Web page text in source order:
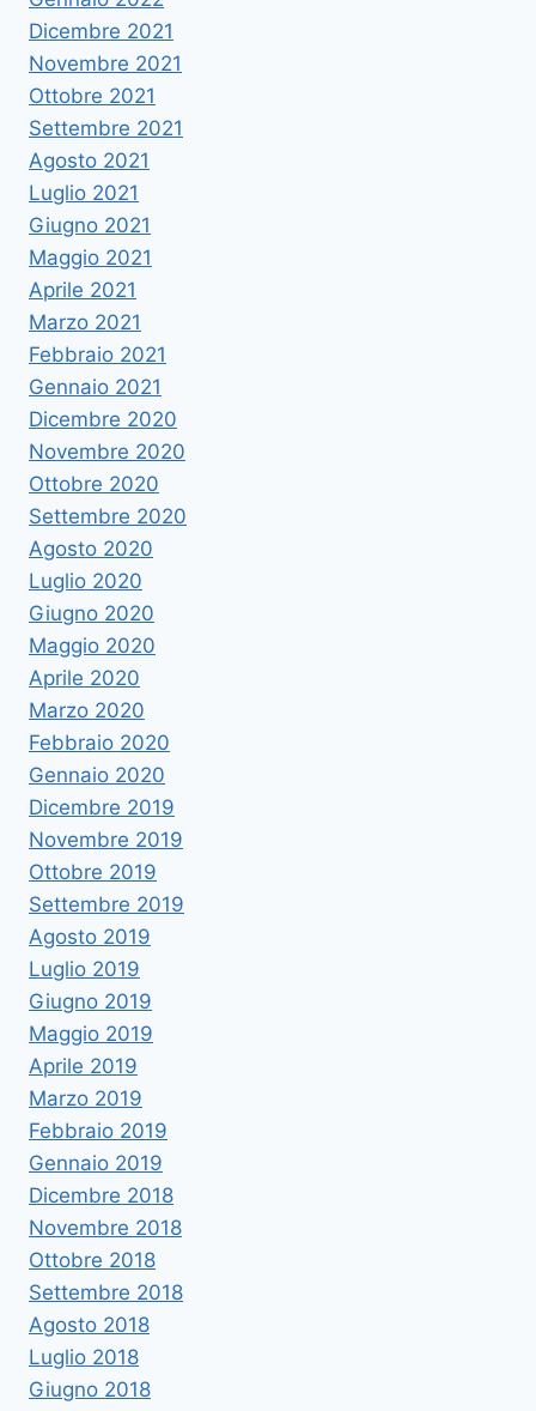
Dicembre 2021
Novembre 2021
Ottobre 2021
Settembre 2021
Agosto 2021
Luglio 2021
Giugno 2021
Maggio 2021
Aprile 2021
Marzo 2021
Febbraio 2021
Gennaio 2021
Dicembre 2020
Novembre 2020
Ottobre 2020
Settembre 2020
Agosto 2020
Luglio 2020
Giugno 2020
Maggio 2020
Aprile 2020
Marzo 2020
Febbraio 2020
Gennaio 2020
Dicembre 2019
Novembre 2019
Ottobre 2019
Settembre 2019
Agosto 2019
Luglio 2019
Giugno 2019
Maggio 2019
Aprile 2019
Marzo 2019
Febbraio 2019
Gennaio 2019
Dicembre 2018
Novembre 2018
Ottobre 2018
Settembre 2018
Agosto 2018
Luglio 2018
Giugno 2018